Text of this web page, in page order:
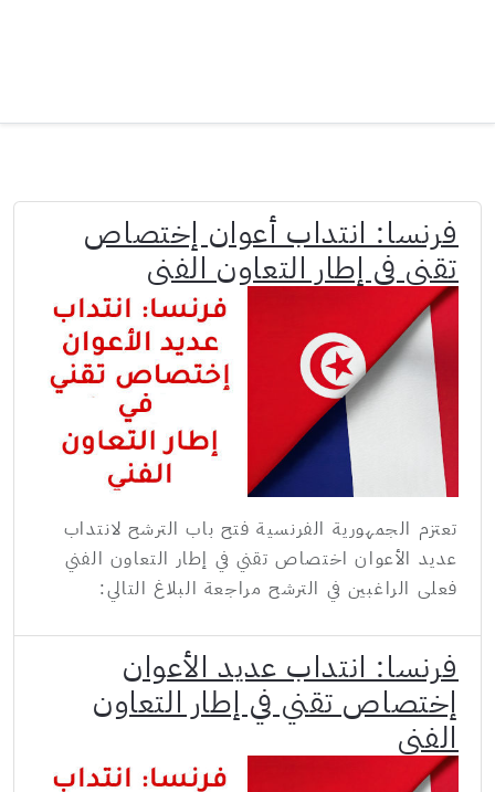
فرنسا: انتداب أعوان إختصاص
تقني في إطار التعاون الفني
تعتزم الجمهورية الفرنسية فتح باب الترشح لانتداب
عديد الأعوان اختصاص تقني في إطار التعاون الفني
فعلى الراغبين في الترشح مراجعة البلاغ التالي:
فرنسا: انتداب عديد الأعوان
إختصاص تقني في إطار التعاون
الفني